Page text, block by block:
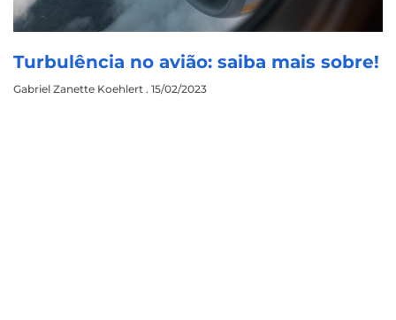
Turbulência no avião: saiba mais sobre!
Gabriel Zanette Koehlert 15/02/2023